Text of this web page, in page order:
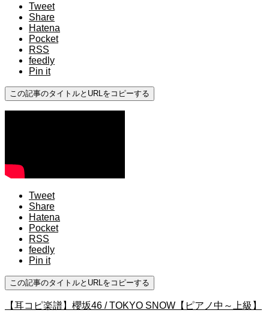
Tweet
Share
Hatena
Pocket
RSS
feedly
Pin it
この記事のタイトルとURLをコピーする
Tweet
Share
Hatena
Pocket
RSS
feedly
Pin it
この記事のタイトルとURLをコピーする
【耳コピ楽譜】櫻坂46 / TOKYO SNOW【ピアノ中～上級】